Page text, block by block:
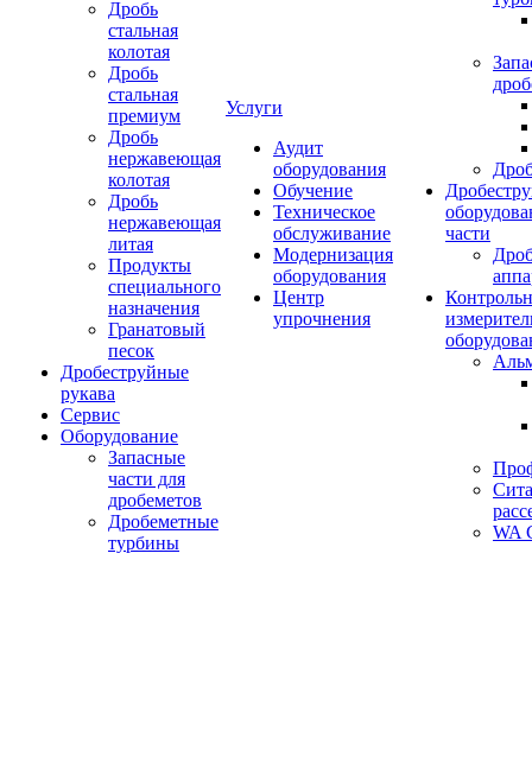
Дробь
стальная
колотая
Дробь
стальная
премиум
Дробь
нержавеющая
колотая
Дробь
нержавеющая
литая
Продукты
специального
назначения
Гранатовый
песок
Дробеструйные
рукава
Сервис
Оборудование
Запасные
части для
дробеметов
Дробеметные
турбины
Услуги
Аудит
оборудования
Обучение
Техническое
обслуживание
Модернизация
оборудования
Центр
упрочнения
части
WA